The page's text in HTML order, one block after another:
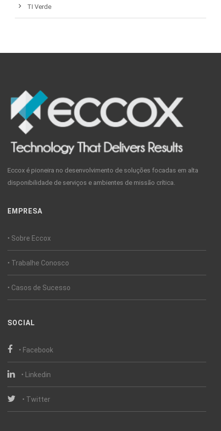
TI Verde
Eccox é pioneira no desenvolvimento de soluções focadas em alta
disponibilidade de serviços e ambientes de missão crítica.
EMPRESA
• Sobre Eccox
• Trabalhe Conosco
• Casos de Sucesso
SOCIAL
• Facebook
• Linkedin
• Twitter